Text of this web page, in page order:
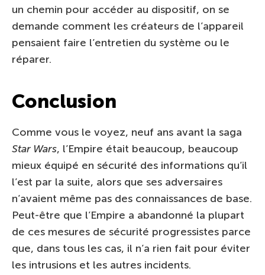
un chemin pour accéder au dispositif, on se
demande comment les créateurs de l’appareil
pensaient faire l’entretien du système ou le
réparer.
Conclusion
Comme vous le voyez, neuf ans avant la saga
Star Wars, l’Empire était beaucoup, beaucoup
mieux équipé en sécurité des informations qu’il
l’est par la suite, alors que ses adversaires
n’avaient même pas des connaissances de base.
Peut-être que l’Empire a abandonné la plupart
de ces mesures de sécurité progressistes parce
que, dans tous les cas, il n’a rien fait pour éviter
les intrusions et les autres incidents.